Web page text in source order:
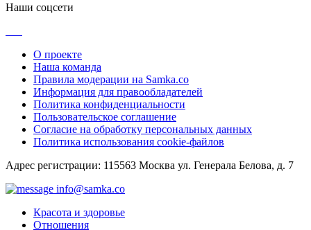
Наши соцсети
О проекте
Наша команда
Правила модерации на Samka.co
Информация для правообладателей
Политика конфиденциальности
Пользовательское соглашение
Согласие на обработку персональных данных
Политика использования cookie-файлов
Адрес регистрации: 115563 Москва ул. Генерала Белова, д. 7
info@samka.co
Красота и здоровье
Отношения